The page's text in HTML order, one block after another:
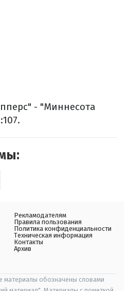
- "Миннесота
Рекламодателям
Правила пользования
Политика конфиденциальности
Техническая информация
Контакты
Архив
материалы обозначены словами